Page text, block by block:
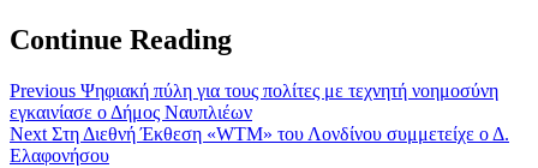
Continue Reading
Previous Ψηφιακή πύλη για τους πολίτες με τεχνητή νοημοσύνη
εγκαινίασε ο Δήμος Ναυπλιέων
Next Στη Διεθνή Έκθεση «WTM» του Λονδίνου συμμετείχε ο Δ.
Ελαφονήσου